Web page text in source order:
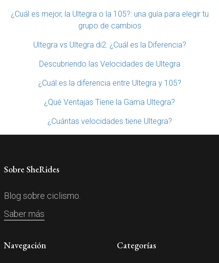
¿Cuál es mejor, la Ultegra o la 105?: una guía para elegir tu
grupo de cambios
Ultegra vs Ultegra di2: ¿Cuál es la Diferencia?
Descubriendo las Velocidades de Ultegra
¿Cuál es la diferencia entre Ultegra y 105?
¿Qué Ventajas Tiene la Gama Ultegra?
¿Cuántas velocidades tiene Ultegra?
Sobre SheRides
Blog sobre ciclismo.
Saber más
Navegación Categorías